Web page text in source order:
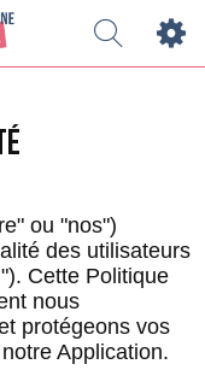
ou "nos")
des utilisateurs
Cette Politique
nous
protégeons vos
Application.